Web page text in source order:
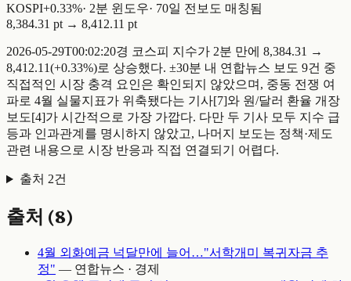
KOSPI+0.33%· 2분 윈도우· 70일 전 보도 매칭됨
8,384.31 pt → 8,412.11 pt
2026-05-29T00:02:20경 코스피 지수가 2분 만에 8,384.31 →
8,412.11(+0.33%)로 상승했다. ±30분 내 연합뉴스 보도 9건 중
직접적인 시장 충격 요인은 확인되지 않았으며, 중동 전쟁 여
파로 4월 실물지표가 위축됐다는 기사[7]와 원/달러 환율 개장
보도[4]가 시간적으로 가장 가깝다. 다만 두 기사 모두 지수 급
등과 인과관계를 명시하지 않았고, 나머지 보도는 정책·제도
관련 내용으로 시장 반응과 직접 연결되기 어렵다.
출처 2건
출처 (8)
4월 외화예금 넉달만에 늘어…"서학개미 복귀자금 추
정" — 연합뉴스 · 경제